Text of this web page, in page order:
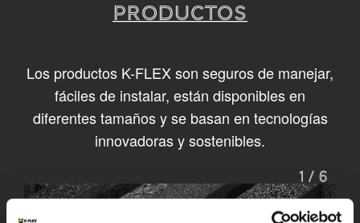
PRODUCTOS
Los productos K-FLEX son seguros de manejar,
fáciles de instalar, están disponibles en
diferentes tamaños y se basan en tecnologías
innovadoras y sostenibles.
1 / 6